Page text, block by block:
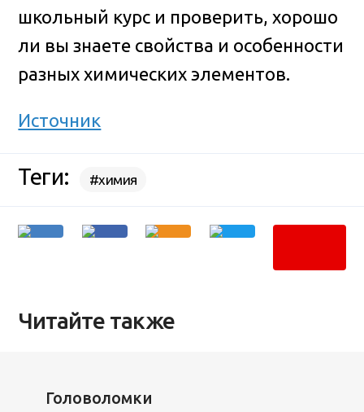
школьный курс и проверить, хорошо
ли вы знаете свойства и особенности
разных химических элементов.
Источник
Теги: #химия
Читайте также
Головоломки